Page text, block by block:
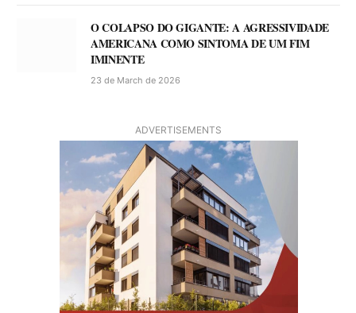
O COLAPSO DO GIGANTE: A AGRESSIVIDADE
AMERICANA COMO SINTOMA DE UM FIM
IMINENTE
23 de March de 2026
ADVERTISEMENTS